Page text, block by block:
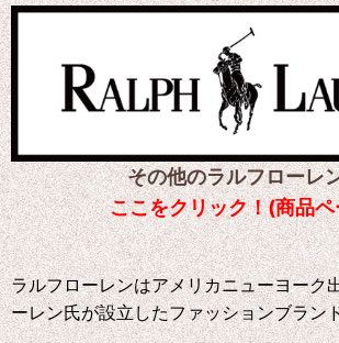
その他のラルフローレ
ここをクリック！(商品
ラルフローレンはアメリカニューヨーク
ーレン氏が設立したファッションブラン